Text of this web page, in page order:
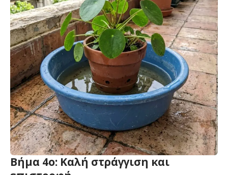
Βήμα 4ο: Καλή στράγγιση και